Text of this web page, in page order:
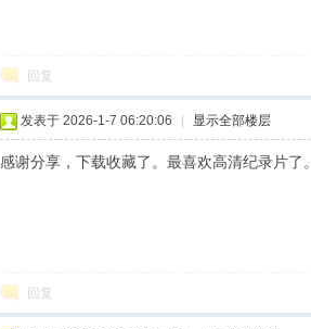
回复
发表于 2026-1-7 06:20:06 显示全部楼层
感谢分享，下载收藏了。最喜欢高清纪录片了。
回复